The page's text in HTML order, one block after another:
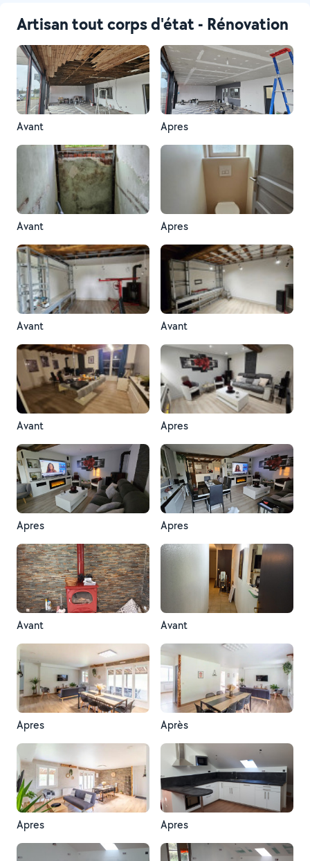
Artisan tout corps d'état - Rénovation
Avant Apres
Avant Apres
Avant Avant
Avant Apres
Apres Apres
Avant Avant
Apres Après
Apres Apres